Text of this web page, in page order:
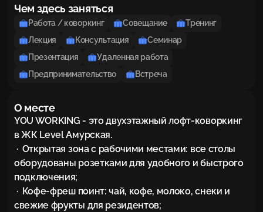
Чем здесь заняться
Работа / коворкинг Совещание
Тренинг
Лекция
Консультация
Семинар
Презентация
Удаленная работа
Предпринимательство
Встреча
О месте
YOU WORKING - это двухэтажный лофт-коворкинг
в ЖК Level Амурская.
оборудованы розетками для удобного и быстрого
подключения;
свежие фрукты для резидентов;